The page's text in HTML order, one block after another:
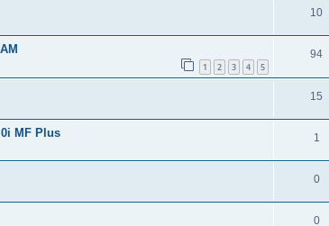
10
1 2 3 4 5
94
15
MF Plus 1
0
0